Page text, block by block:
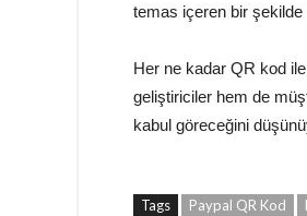
temas içeren bir şekilde
Her ne kadar QR kod
geliştiriciler hem de
kabul göreceğini
Tags Paypal QR Kod